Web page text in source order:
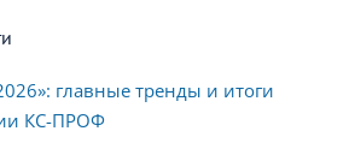
КС-ПРОФ
Китайской международной
оборудования и